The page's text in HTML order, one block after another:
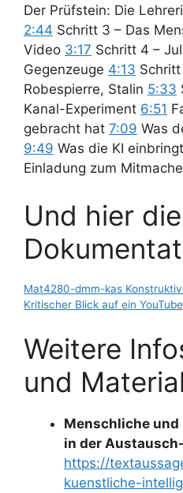
Der Prüfstein: Die
2:44 Schritt 3 – Das
Video 3:17 Schritt 4 –
Gegenzeuge 4:13
Robespierre, Stalin 5:33
Kanal-Experiment 6:51
gebracht hat 7:09 Was
9:49 Was die KI einbringt
Einladung zum
Und hier die
Mat4280-dmm-kas
Kritischer Blick auf ein
Weitere
und
Menschliche
in der
https://
kuenstliche-